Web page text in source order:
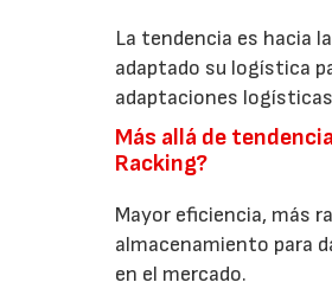
La tendencia es hacia
adaptado su logística
adaptaciones
Más allá de
Racking?
Mayor eficiencia, más
almacenamiento para
en el mercado.